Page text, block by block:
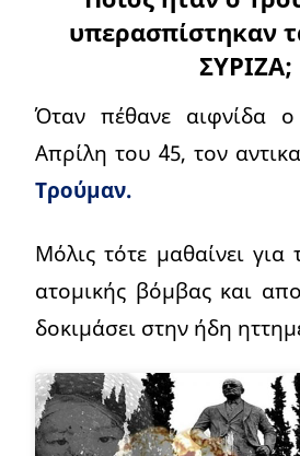
υπερασπίστηκαν
ΣΥΡΙΖΑ;
Όταν πέθανε αιφνίδα
Απρίλη του ΄45, τον
Τρούμαν.
Μόλις τότε μαθαίνει
ατομικής βόμβας και
δοκιμάσει στην ήδη